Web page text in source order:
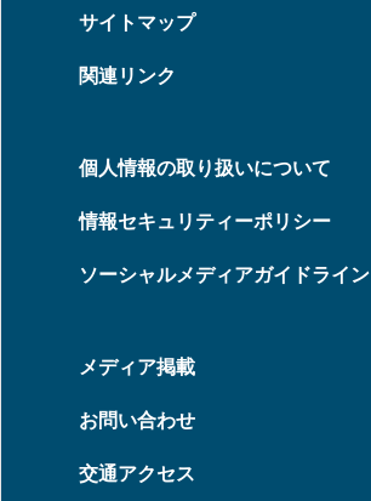
サイトマップ
関連リンク
個人情報の取り扱いについて
情報セキュリティーポリシー
ソーシャルメディアガイドライン
メディア掲載
お問い合わせ
交通アクセス